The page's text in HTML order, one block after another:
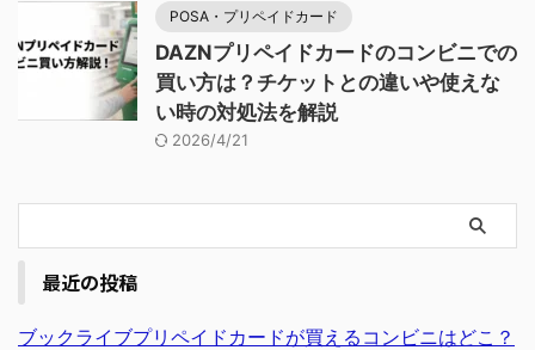
POSA・プリペイドカード
DAZNプリペイドカードのコンビニでの
買い方は？チケットとの違いや使えな
い時の対処法を解説
2026/4/21
最近の投稿
ブックライブプリペイドカードが買えるコンビニはどこ？